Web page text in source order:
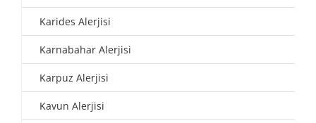
Karides Alerjisi
Karnabahar Alerjisi
Karpuz Alerjisi
Kavun Alerjisi